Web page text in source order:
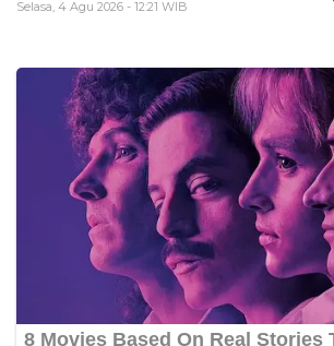
Selasa, 4 Agu 2026 - 12:21 WIB